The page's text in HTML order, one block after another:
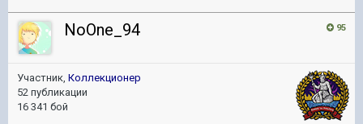
95
NoOne_94
Участник, Коллекционер
52 публикации
16 341 бой